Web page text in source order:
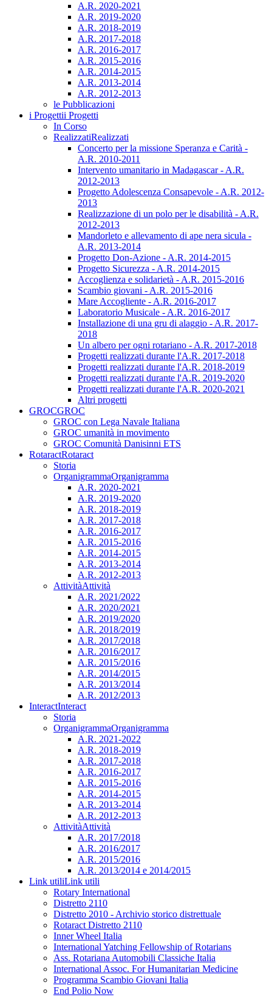
A.R. 2020-2021
A.R. 2019-2020
A.R. 2018-2019
A.R. 2017-2018
A.R. 2016-2017
A.R. 2015-2016
A.R. 2014-2015
A.R. 2013-2014
A.R. 2012-2013
le Pubblicazioni
i Progettii Progetti
In Corso
RealizzatiRealizzati
Concerto per la missione Speranza e Carità -
A.R. 2010-2011
Intervento umanitario in Madagascar - A.R.
2012-2013
Progetto Adolescenza Consapevole - A.R. 2012-
2013
Realizzazione di un polo per le disabilità - A.R.
2012-2013
Mandorleto e allevamento di ape nera sicula -
A.R. 2013-2014
Progetto Don-Azione - A.R. 2014-2015
Progetto Sicurezza - A.R. 2014-2015
Accoglienza e solidarietà - A.R. 2015-2016
Scambio giovani - A.R. 2015-2016
Mare Accogliente - A.R. 2016-2017
Laboratorio Musicale - A.R. 2016-2017
Installazione di una gru di alaggio - A.R. 2017-
2018
Un albero per ogni rotariano - A.R. 2017-2018
Progetti realizzati durante l'A.R. 2017-2018
Progetti realizzati durante l'A.R. 2018-2019
Progetti realizzati durante l'A.R. 2019-2020
Progetti realizzati durante l'A.R. 2020-2021
Altri progetti
GROCGROC
GROC con Lega Navale Italiana
GROC umanità in movimento
GROC Comunità Danisinni ETS
RotaractRotaract
Storia
OrganigrammaOrganigramma
A.R. 2020-2021
A.R. 2019-2020
A.R. 2018-2019
A.R. 2017-2018
A.R. 2016-2017
A.R. 2015-2016
A.R. 2014-2015
A.R. 2013-2014
A.R. 2012-2013
AttivitàAttività
A.R. 2021/2022
A.R. 2020/2021
A.R. 2019/2020
A.R. 2018/2019
A.R. 2017/2018
A.R. 2016/2017
A.R. 2015/2016
A.R. 2014/2015
A.R. 2013/2014
A.R. 2012/2013
InteractInteract
Storia
OrganigrammaOrganigramma
A.R. 2021-2022
A.R. 2018-2019
A.R. 2017-2018
A.R. 2016-2017
A.R. 2015-2016
A.R. 2014-2015
A.R. 2013-2014
A.R. 2012-2013
AttivitàAttività
A.R. 2017/2018
A.R. 2016/2017
A.R. 2015/2016
A.R. 2013/2014 e 2014/2015
Link utiliLink utili
Rotary International
Distretto 2110
Distretto 2010 - Archivio storico distrettuale
Rotaract Distretto 2110
Inner Wheel Italia
International Yatching Fellowship of Rotarians
Ass. Rotariana Automobili Classiche Italia
International Assoc. For Humanitarian Medicine
Programma Scambio Giovani Italia
End Polio Now